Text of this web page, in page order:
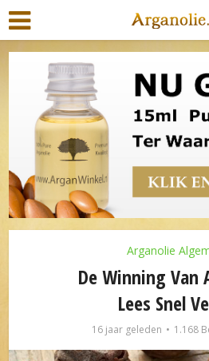
Arganolie
De Winning Van
Lees Snel
16 jaar geleden 1.168